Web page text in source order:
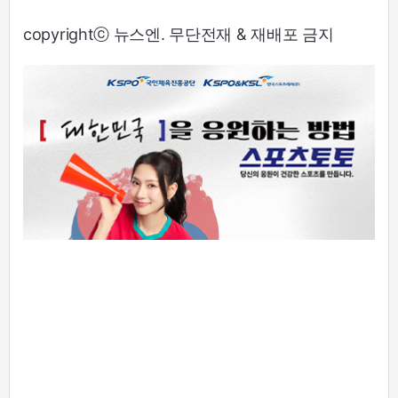
copyrightⓒ 뉴스엔. 무단전재 & 재배포 금지